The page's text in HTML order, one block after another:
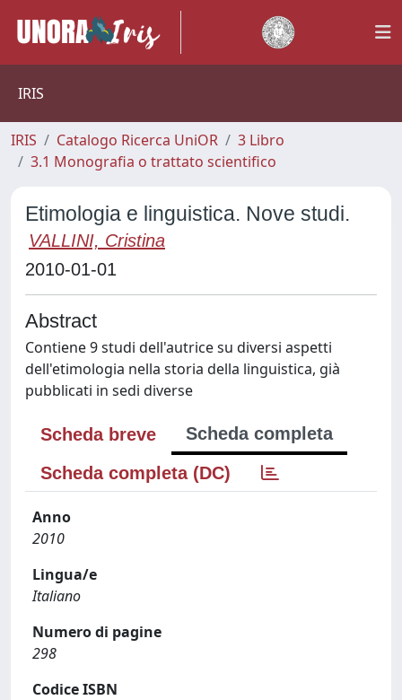
IRIS
IRIS Catalogo Ricerca UniOR
3 Libro
3.1 Monografia o trattato scientifico
Etimologia e linguistica. Nove studi.
VALLINI, Cristina
2010-01-01
Abstract
Contiene 9 studi dell'autrice su diversi aspetti
dell'etimologia nella storia della linguistica, già
pubblicati in sedi diverse
Scheda breve
Scheda completa
Scheda completa (DC)
Anno
2010
Lingua/e
Italiano
Numero di pagine
298
Codice ISBN